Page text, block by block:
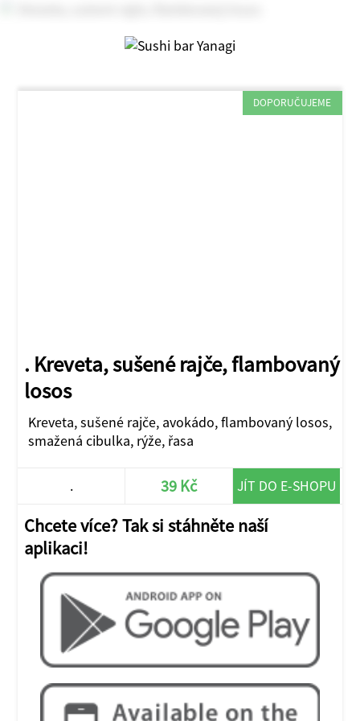
DOPORUČUJEME
. Kreveta, sušené rajče, flambovaný
losos
Kreveta, sušené rajče, avokádo, flambovaný losos,
smažená cibulka, rýže, řasa
. 39 Kč JÍT DO E-SHOPU
Chcete více? Tak si stáhněte naší
aplikaci!